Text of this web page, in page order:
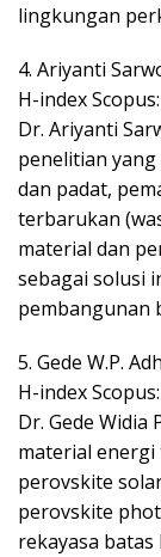
lingkungan
4. Ariyanti
H-index
Dr. Ariyanti
penelitian
dan padat,
terbarukan
material dan
sebagai solusi
pembangunan
5. Gede W.P.
H-index
Dr. Gede
material
perovskite
perovskite
rekayasa